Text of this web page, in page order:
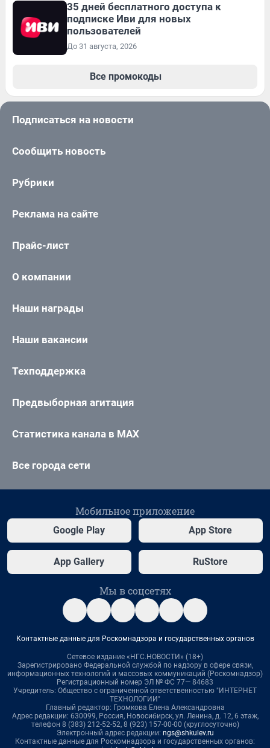
35 дней бесплатного доступа к
подписке Иви для новых
пользователей
До 31 августа, 2026
Все промокоды
Подписаться на новости
Сообщить новость
Рубрики
Реклама на сайте
Прайс-лист
О компании
Наши награды
Наши вакансии
Техподдержка
Предвыборная агитация
Статистика канала в MAX
Все города сети
Мобильное приложение
Google Play App Store
App Gallery RuStore
Мы в соцсетях
Контактные данные для Роскомнадзора и государственных органов
Сетевое издание «НГС.НОВОСТИ» (18+)
Зарегистрировано Федеральной службой по надзору в сфере связи,
информационных технологий и массовых коммуникаций (Роскомнадзор)
Регистрационный номер ЭЛ № ФС 77— 84683
Учредитель: Общество с ограниченной ответственностью "ИНТЕРНЕТ
ТЕХНОЛОГИИ"
Главный редактор: Громкова Елена Александровна
Адрес редакции: 630099, Россия, Новосибирск, ул. Ленина, д. 12, 6 этаж,
телефон 8 (383) 212-52-52, 8 (923) 157-00-00 (круглосуточно)
Электронный адрес редакции: ngs@shkulev.ru
Контактные данные для Роскомнадзора и государственных органов: